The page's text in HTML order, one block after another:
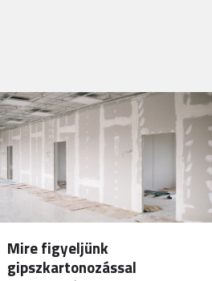
Mire figyeljünk
gipszkartonozással